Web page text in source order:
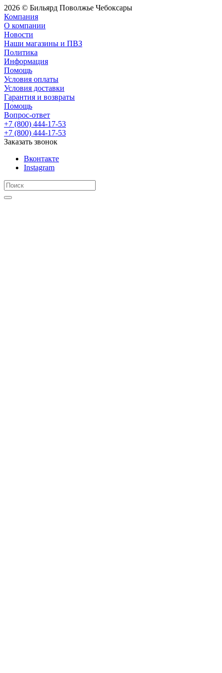
2026 © Бильярд Поволжье Чебоксары
Компания
О компании
Новости
Наши магазины и ПВЗ
Политика
Информация
Помощь
Условия оплаты
Условия доставки
Гарантия и возвраты
Помощь
Вопрос-ответ
+7 (800) 444-17-53
+7 (800) 444-17-53
Заказать звонок
Вконтакте
Instagram